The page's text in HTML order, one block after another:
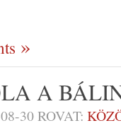
A
30ROVAT: